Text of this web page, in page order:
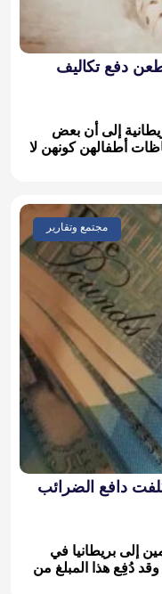
دفع تكاليف
إلى أن بعض
أطفالهن كونهن لا
مجتمع وتقارير
دافع الضرائب
إلى بريطانيا في
مليون باوند، وقد دُفِع هذا المبلغ من